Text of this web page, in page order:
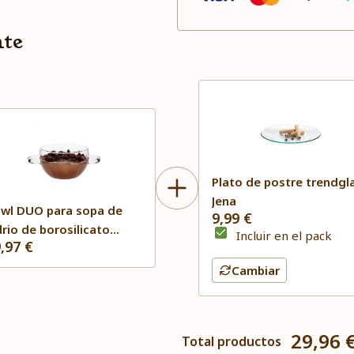
DUO para sopa de
de borosilicato
Jena
€
Plato de postre
Jena
9,99 €
Incluir en el pack
Cambiar
Total productos 29,96